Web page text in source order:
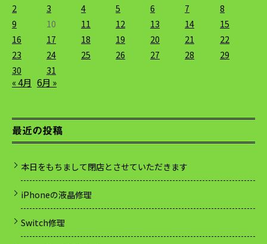
2
3 4 5 6 7
8
9
10 11 12 13 14
15
16
17 18 19 20 21
22
23
24 25 26 27 28
29
30
31
« 4月 6月 »
最近の投稿
本日をもちまして閉店とさせていただきます
iPhoneの液晶修理
Switch修理